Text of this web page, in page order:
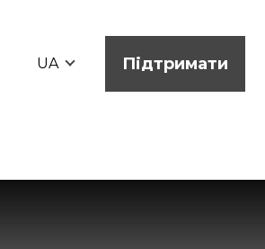
UA Підтримати